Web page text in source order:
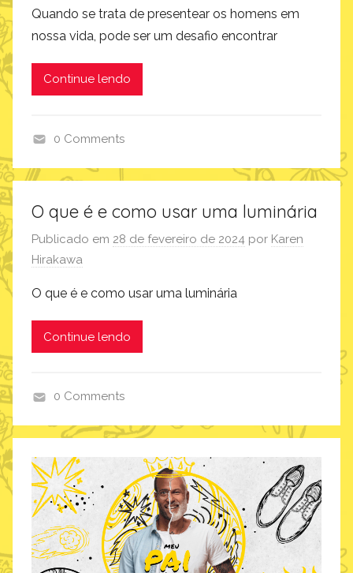
Quando se trata de presentear os homens em
nossa vida, pode ser um desafio encontrar
Continue lendo
i
d
o
s
i
m
a
i
n
a
i
0 Comments
O que é e como usar uma luminária
Publicado em 28 de fevereiro de 2024 por Karen
Hirakawa
O que é e como usar uma luminária
Continue lendo
m
a
g
i
n
a
r
0 Comments